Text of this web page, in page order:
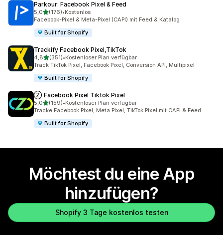
Parkour: Facebook Pixel & Feed
5,0von 5 Sternen
(176)
176 Rezensionen insgesamt
•Kostenlos
Facebook-Pixel & Meta-Pixel (CAPI) mit Feed & Katalog
Built for Shopify
Trackify Facebook Pixel,TikTok
4,8von 5 Sternen
(351)
351 Rezensionen insgesamt
•Kostenloser Plan verfügbar
Track TikTok Pixel, Facebook Pixel, Conversion API, Multipixel
Built for Shopify
Ⓩ Facebook Pixel Tiktok Pixel
5,0von 5 Sternen
(159)
159 Rezensionen insgesamt
•Kostenloser Plan verfügbar
Tracke Facebook Pixel, Meta Pixel, TikTok Pixel mit CAPI & Feed
Built for Shopify
Möchtest du eine App
hinzufügen?
Shopify 3 Tage kostenlos testen